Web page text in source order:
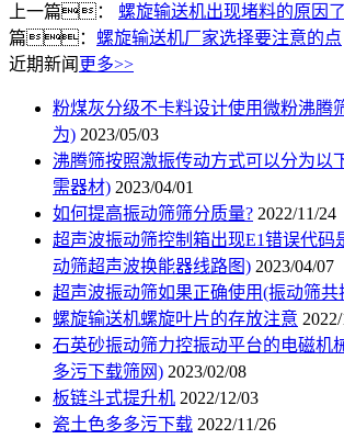
上一篇： 螺旋输送机出现堵料的原因
篇： 螺旋输送机厂家选择要注意的点
近期新闻 更多>>
粉煤灰分级不卡料设计使用微粉沸腾
为) 2023/05/03
沸腾筛按照激振传动方式可以分为以
需器材) 2023/04/01
如何提高振动筛筛分质量? 2022/11/24
超声波振动筛控制箱出现E1错误代码
动筛超声波换能器线路图) 2023/04/07
超声波振动筛如果正确使用(振动筛共
螺旋输送机螺旋叶片的存放注意
石英砂振动筛力控振动平台的电磁机
多污下载筛网) 2023/02/08
板链斗式提升机 2022/12/03
瓷土色多多污下载 2022/11/26